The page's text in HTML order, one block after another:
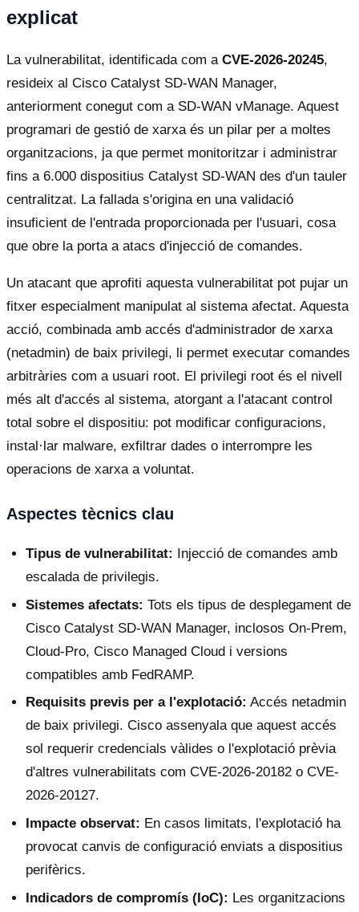
explicat
La vulnerabilitat, identificada com a CVE-2026-20245,
resideix al Cisco Catalyst SD-WAN Manager,
anteriorment conegut com a SD-WAN vManage. Aquest
programari de gestió de xarxa és un pilar per a moltes
organitzacions, ja que permet monitoritzar i administrar
fins a 6.000 dispositius Catalyst SD-WAN des d'un tauler
centralitzat. La fallada s'origina en una validació
insuficient de l'entrada proporcionada per l'usuari, cosa
que obre la porta a atacs d'injecció de comandes.
Un atacant que aprofiti aquesta vulnerabilitat pot pujar un
fitxer especialment manipulat al sistema afectat. Aquesta
acció, combinada amb accés d'administrador de xarxa
(netadmin) de baix privilegi, li permet executar comandes
arbitràries com a usuari root. El privilegi root és el nivell
més alt d'accés al sistema, atorgant a l'atacant control
total sobre el dispositiu: pot modificar configuracions,
instal·lar malware, exfiltrar dades o interrompre les
operacions de xarxa a voluntat.
Aspectes tècnics clau
Tipus de vulnerabilitat:
Injecció de comandes amb
escalada de privilegis.
Sistemes afectats: Tots els tipus de desplegament de
Cisco Catalyst SD-WAN Manager, inclosos On-Prem,
Cloud-Pro, Cisco Managed Cloud i versions
compatibles amb FedRAMP.
Requisits previs per a l'explotació: Accés netadmin
de baix privilegi. Cisco assenyala que aquest accés
sol requerir credencials vàlides o l'explotació prèvia
d'altres vulnerabilitats com CVE-2026-20182 o CVE-
2026-20127.
Impacte observat: En casos limitats, l'explotació ha
provocat canvis de configuració enviats a dispositius
perifèrics.
Indicadors de compromís (IoC): Les organitzacions